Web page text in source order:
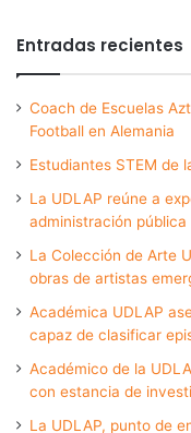
Entradas recientes
Coach de Escuelas
Football en Alemania
Estudiantes STEM de
La UDLAP reúne a
administración pública
La Colección de Arte
obras de artistas
Académica UDLAP
capaz de clasificar
Académico de la
con estancia de
La UDLAP, punto de